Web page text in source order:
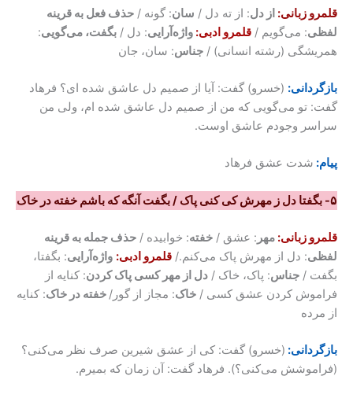
قلمرو زبانی: از دل: از ته دل / سان: گونه / حذف فعل به قرینه
لفظی: می‌گویم / قلمرو ادبی: واژه‌آرایی: دل / بگفت، می‌گویی:
همریشگی (رشته انسانی) / جناس: سان، جان
بازگردانی: (خسرو) گفت: آیا از صمیم دل عاشق شده ای؟ فرهاد
گفت: تو می‌گویی که من از صمیم دل عاشق شده ام، ولی من
سراسر وجودم عاشق اوست.
پیام: شدت عشق فرهاد
۵- بگفتا دل ز مهرش کی کنی پاک / بگفت آنگه که باشم خفته در خاک
قلمرو زبانی: مهر : عشق / خفته: خوابیده / حذف جمله به قرینه
لفظی: دل از مهرش پاک می‌کنم./ قلمرو ادبی: واژه‌آرایی: بگفتا،
بگفت / جناس: پاک، خاک / دل از مهر کسی پاک کردن: کنایه از
فراموش کردن عشق کسی / خاک: مجاز از گور/ خفته در خاک: کنایه
از مرده
بازگردانی: (خسرو) گفت: کی از عشق شیرین صرف نظر می‌کنی؟
(فراموشش می‌کنی؟). فرهاد گفت: آن زمان که بمیرم.